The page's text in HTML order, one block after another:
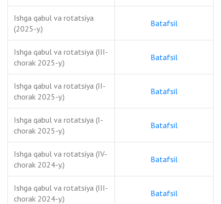
Ishga qabul va rotatsiya
(2025-y.)
Batafsil
Ishga qabul va rotatsiya (III-
chorak 2025-y.)
Batafsil
Ishga qabul va rotatsiya (II-
chorak 2025-y.)
Batafsil
Ishga qabul va rotatsiya (I-
chorak 2025-y.)
Batafsil
Ishga qabul va rotatsiya (IV-
chorak 2024-y.)
Batafsil
Ishga qabul va rotatsiya (III-
chorak 2024-y.)
Batafsil